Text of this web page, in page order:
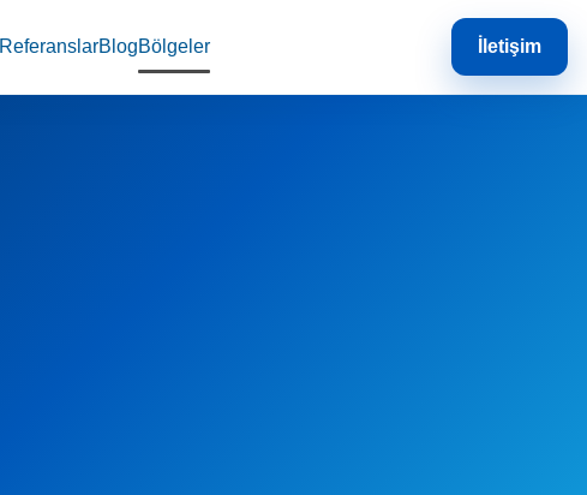
ReferanslarBlogBölgeler İletişim